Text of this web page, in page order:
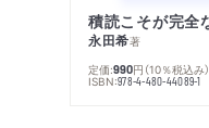
永田希著
定価:990円 （10％税込み）
ISBN:978-4-480-44089-1